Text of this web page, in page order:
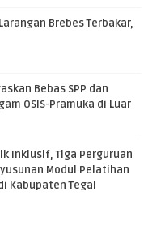
Brebes Terbakar,
Bebas SPP dan
OSIS-Pramuka di Luar
Inklusif, Tiga Perguruan
Modul Pelatihan
Kabupaten Tegal